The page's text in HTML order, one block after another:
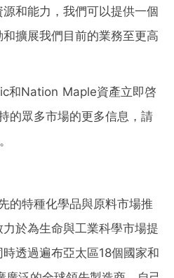
和能力，我們可以提供一個
擴展我們目前的業務至更高
和Nation Maple資產立即啓
的眾多市場的更多信息，請
的特種化學品與原料市場推
於為生命與工業科學市場提
透過遍布亞太區18個國家和